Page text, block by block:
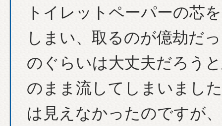
トイレットペーパーの芯
しまい、取るのが億劫だ
のぐらいは大丈夫だろう
のまま流してしまいまし
は見えなかったのですが